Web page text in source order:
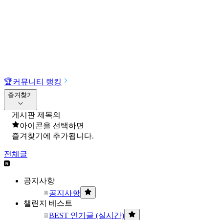
🏆커뮤니티 랭킹
즐겨찾기
게시판 제목의
아이콘을 선택하면
즐겨찾기에 추가됩니다.
전체글
공지사항
공지사항
챌린지 베스트
BEST 인기글 (실시간)